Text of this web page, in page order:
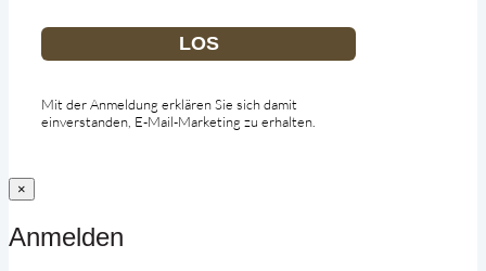
LOS
Mit der Anmeldung erklären Sie sich damit
einverstanden, E-Mail-Marketing zu erhalten.
×
Anmelden